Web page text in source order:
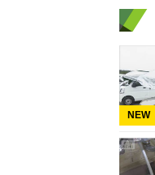
NEW